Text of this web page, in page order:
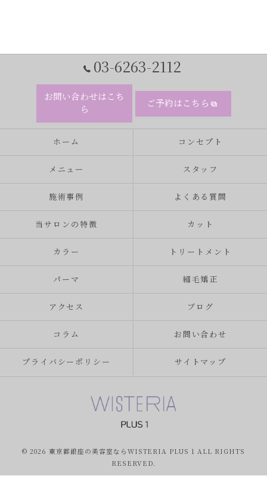
03-6263-2112
お問い合わせはこち
ら
ご予約はこちら
ホーム コンセプト
メニュー スタッフ
施術事例 よくある質問
当サロンの特徴 カット
カラー トリートメント
パーマ 縮毛矯正
アクセス ブログ
コラム お問い合わせ
プライバシーポリシー サイトマップ
© 2026 東京都銀座の美容室ならWISTERIA PLUS 1 ALL RIGHTS
RESERVED.